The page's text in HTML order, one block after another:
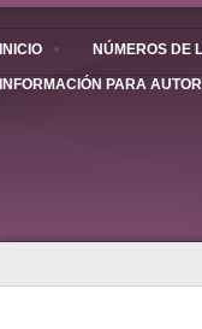
INICIO NÚMEROS DE
INFORMACIÓN PARA